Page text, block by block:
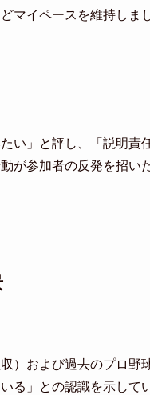
マイペースを維持しま
い」と評し、「説明責
が参加者の反発を招
）および過去のプロ野
る」との認識を示し